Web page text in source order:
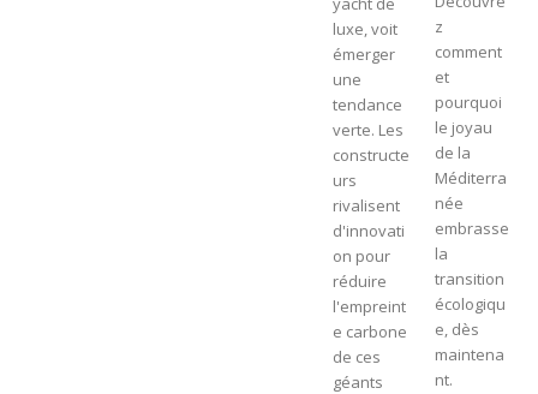
luxe, voit
émerger
une
tendance
verte. Les
constructe
urs
rivalisent
d'innovati
on pour
réduire
l'empreint
e carbone
de ces
géants
z
comment
et
pourquoi
le joyau
de la
Méditerra
née
embrasse
la
transition
écologiqu
e, dès
maintena
nt.